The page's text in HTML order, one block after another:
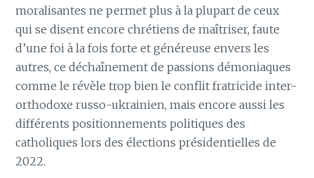
moralisantes ne permet plus à la plupart de ceux
qui se disent encore chrétiens de maîtriser, faute
d’une foi à la fois forte et généreuse envers les
autres, ce déchaînement de passions démoniaques
comme le révèle trop bien le conflit fratricide inter-
orthodoxe russo-ukrainien, mais encore aussi les
différents positionnements politiques des
catholiques lors des élections présidentielles de
2022.